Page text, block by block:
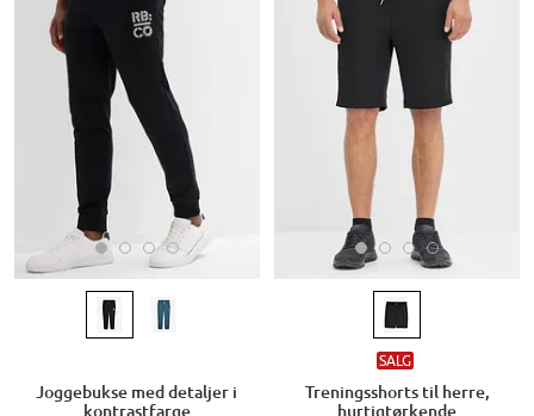
Joggebukse med detaljer i
kontrastfarge
SALG
Treningsshorts til herre,
hurtigtørkende